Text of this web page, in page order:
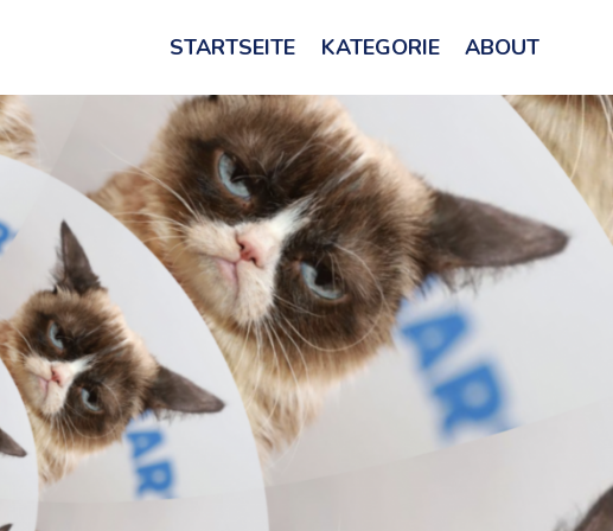
STARTSEITE KATEGORIE ABOUT